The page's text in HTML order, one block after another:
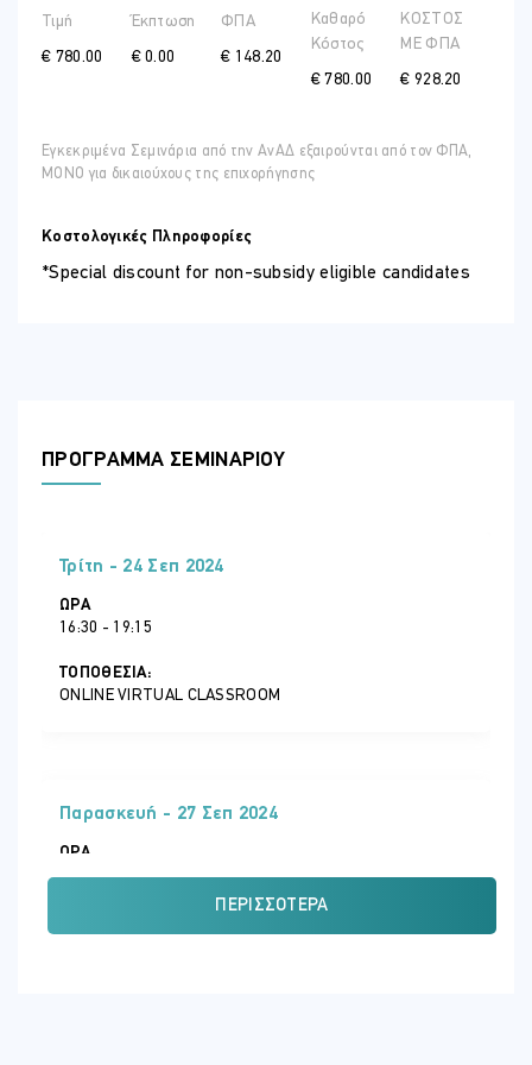
Τιμή
€ 780.00
Έκπτωση
€ 0.00
ΦΠΑ
€ 148.20
Καθαρό
Κόστος
€ 780.00
ΚΟΣΤΟΣ
ME ΦΠΑ
€ 928.20
Εγκεκριμένα Σεμινάρια από την ΑνΑΔ εξαιρούνται από τον ΦΠΑ,
ΜΟΝΟ για δικαιούχους της επιχορήγησης
Κοστολογικές Πληροφορίες
*Special discount for non-subsidy eligible candidates
ΠΡΟΓΡΑΜΜΑ ΣΕΜΙΝΑΡΙΟΥ
Τρίτη - 24 Σεπ 2024
ΏΡΑ
16:30 - 19:15
ΤΟΠΟΘΕΣΊΑ:
ONLINE VIRTUAL CLASSROOM
Παρασκευή - 27 Σεπ 2024
ΏΡΑ
16:30 - 19:15
ΠΕΡΙΣΣΌΤΕΡΑ